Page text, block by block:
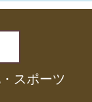
スポーツ